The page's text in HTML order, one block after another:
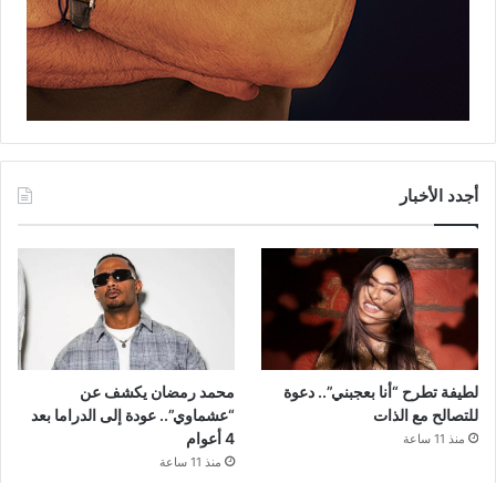
أجدد الأخبار
لطيفة تطرح “أنا بعجبني”.. دعوة
للتصالح مع الذات
منذ 11 ساعة
محمد رمضان يكشف عن
“عشماوي”.. عودة إلى الدراما بعد
4 أعوام
منذ 11 ساعة